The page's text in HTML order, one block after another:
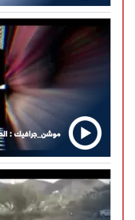
موشن_جرافيك :